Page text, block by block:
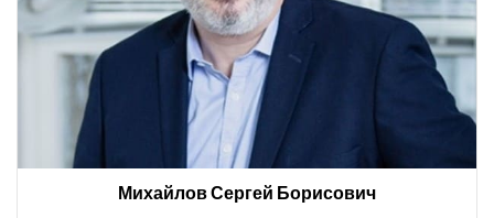
Михайлов Сергей Борисович